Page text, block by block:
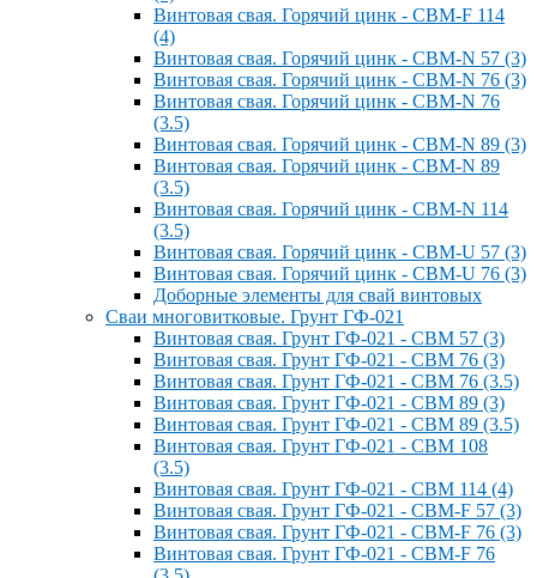
Винтовая свая. Горячий цинк - СВМ-F 114
(4)
Винтовая свая. Горячий цинк - СВМ-N 57 (3)
Винтовая свая. Горячий цинк - СВМ-N 76 (3)
Винтовая свая. Горячий цинк - СВМ-N 76
(3.5)
Винтовая свая. Горячий цинк - СВМ-N 89 (3)
Винтовая свая. Горячий цинк - СВМ-N 89
(3.5)
Винтовая свая. Горячий цинк - СВМ-N 114
(3.5)
Винтовая свая. Горячий цинк - СВМ-U 57 (3)
Винтовая свая. Горячий цинк - СВМ-U 76 (3)
Доборные элементы для свай винтовых
Сваи многовитковые. Грунт ГФ-021
Винтовая свая. Грунт ГФ-021 - СВМ 57 (3)
Винтовая свая. Грунт ГФ-021 - СВМ 76 (3)
Винтовая свая. Грунт ГФ-021 - СВМ 76 (3.5)
Винтовая свая. Грунт ГФ-021 - СВМ 89 (3)
Винтовая свая. Грунт ГФ-021 - СВМ 89 (3.5)
Винтовая свая. Грунт ГФ-021 - СВМ 108
(3.5)
Винтовая свая. Грунт ГФ-021 - СВМ 114 (4)
Винтовая свая. Грунт ГФ-021 - СВМ-F 57 (3)
Винтовая свая. Грунт ГФ-021 - СВМ-F 76 (3)
Винтовая свая. Грунт ГФ-021 - СВМ-F 76